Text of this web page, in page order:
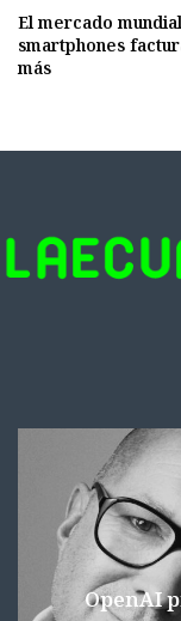
El mercado
smartphones
más
OpenAI